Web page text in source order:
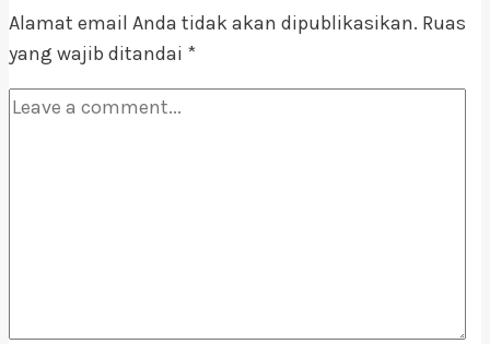
Solusi
Profesional
Sternol
Alamat email Anda tidak akan dipublikasikan. Ruas
yang wajib ditandai *